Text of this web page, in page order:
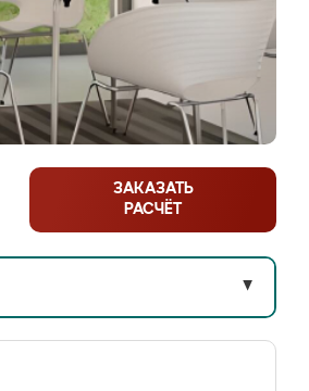
ЗАКАЗАТЬ
РАСЧЁТ
▼